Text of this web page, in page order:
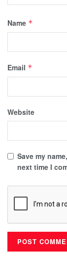
Name *
Email *
Website
Save my
next time I